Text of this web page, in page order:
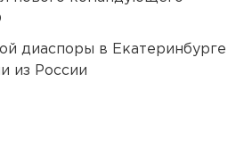
диаспоры в Екатеринбурге
из России